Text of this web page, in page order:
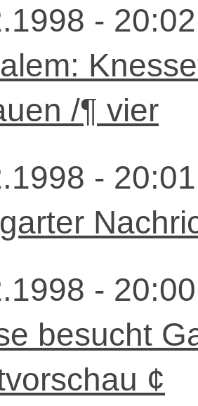
-
/¶ vier
-
-
besucht
¢